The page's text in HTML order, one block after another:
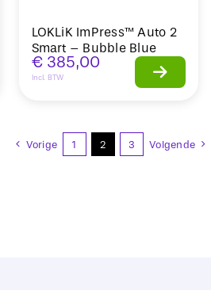
LOKLiK ImPress™ Auto 2
Smart – Bubble Blue
€385,00
Incl. BTW
Vorige 1 2 3 Volgende